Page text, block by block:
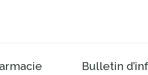
Bulletin